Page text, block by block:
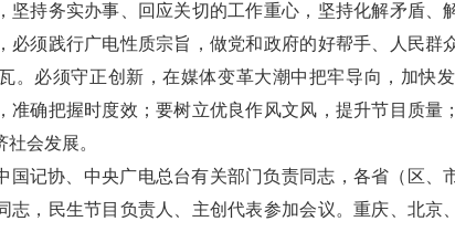
坚持务实办事、回应关切的工作重心，坚持化解矛盾、
必须践行广电性质宗旨，做党和政府的好帮手、人民群
。必须守正创新，在媒体变革大潮中把牢导向，加快
准确把握时度效；要树立优良作风文风，提升节目质量
会发展。
国记协、中央广电总台有关部门负责同志，各省（区、
志，民生节目负责人、主创代表参加会议。重庆、北京